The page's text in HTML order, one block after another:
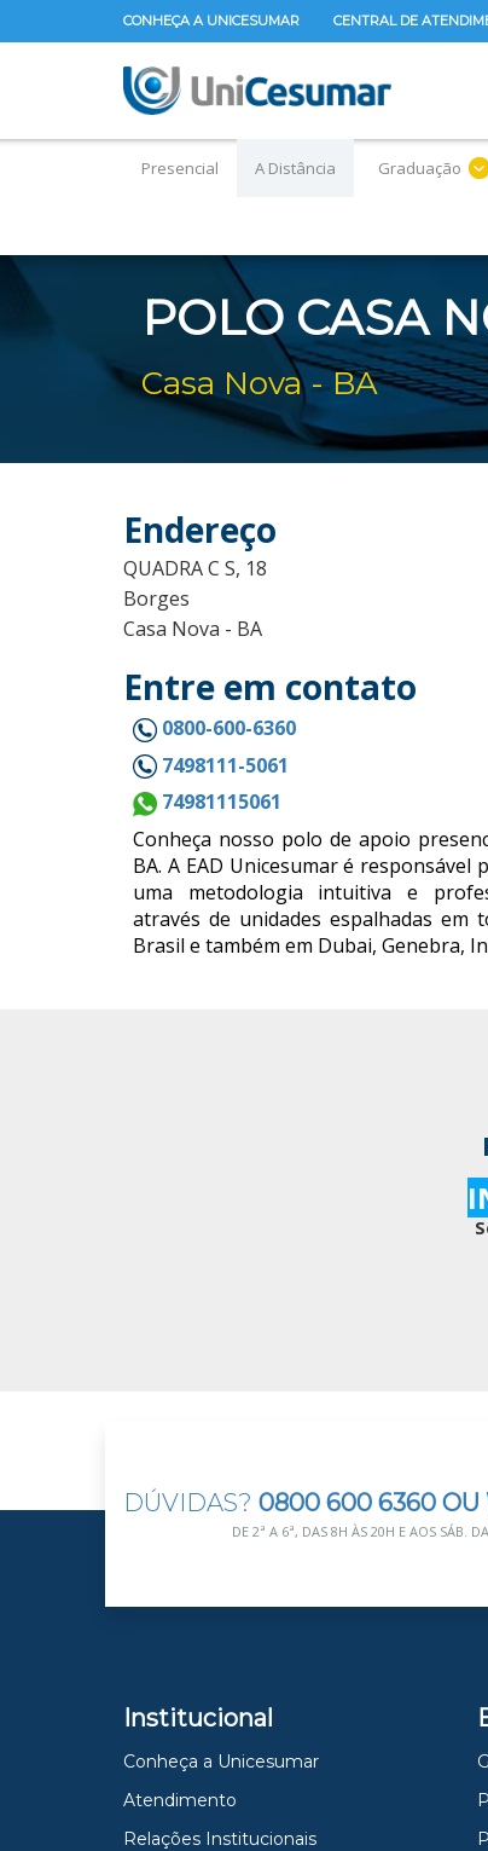
CONHEÇA A UNICESUMAR CENTRAL DE
Presencial A Distância Graduação
POLO CASA
Casa Nova - BA
Endereço
QUADRA C S, 18
Borges
Casa Nova - BA
Entre em contato
0800-600-6360
7498111-5061
74981115061
Conheça nosso polo de apoio
BA. A EAD Unicesumar é responsável
uma metodologia intuitiva e
através de unidades espalhadas em
Brasil e também em Dubai, Genebra,
DÚVIDAS? 0800 600 6360 OU
DE 2ª A 6ª, DAS 8H ÀS 20H E AOS SÁB.
Institucional
Conheça a Unicesumar
Atendimento
Relações Institucionais